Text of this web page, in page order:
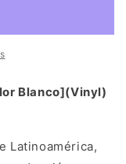
Blanco](Vinyl)
Latinoamérica,